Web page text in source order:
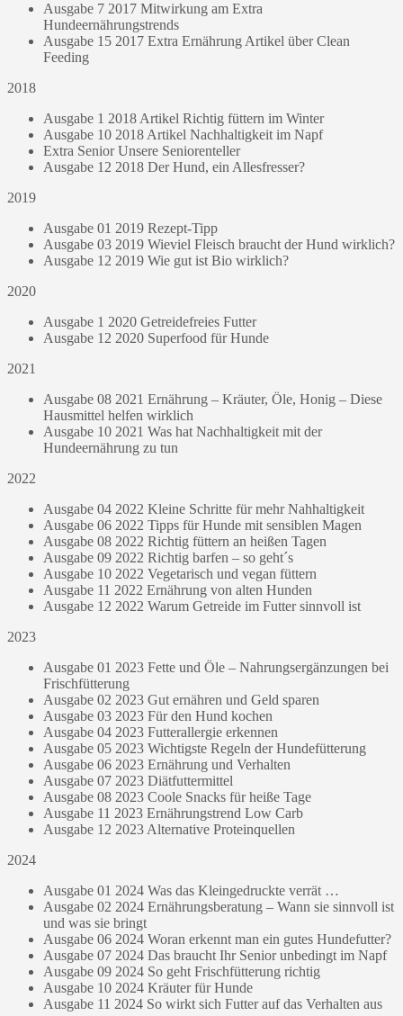
Ausgabe 7 2017 Mitwirkung am Extra
Hundeernährungstrends
Ausgabe 15 2017 Extra Ernährung Artikel über Clean
Feeding
2018
Ausgabe 1 2018 Artikel Richtig füttern im Winter
Ausgabe 10 2018 Artikel Nachhaltigkeit im Napf
Extra Senior Unsere Seniorenteller
Ausgabe 12 2018 Der Hund, ein Allesfresser?
2019
Ausgabe 01 2019 Rezept-Tipp
Ausgabe 03 2019 Wieviel Fleisch braucht der Hund wirklich?
Ausgabe 12 2019 Wie gut ist Bio wirklich?
2020
Ausgabe 1 2020 Getreidefreies Futter
Ausgabe 12 2020 Superfood für Hunde
2021
Ausgabe 08 2021 Ernährung – Kräuter, Öle, Honig – Diese
Hausmittel helfen wirklich
Ausgabe 10 2021 Was hat Nachhaltigkeit mit der
Hundeernährung zu tun
2022
Ausgabe 04 2022 Kleine Schritte für mehr Nahhaltigkeit
Ausgabe 06 2022 Tipps für Hunde mit sensiblen Magen
Ausgabe 08 2022 Richtig füttern an heißen Tagen
Ausgabe 09 2022 Richtig barfen – so geht´s
Ausgabe 10 2022 Vegetarisch und vegan füttern
Ausgabe 11 2022 Ernährung von alten Hunden
Ausgabe 12 2022 Warum Getreide im Futter sinnvoll ist
2023
Ausgabe 01 2023 Fette und Öle – Nahrungsergänzungen bei
Frischfütterung
Ausgabe 02 2023 Gut ernähren und Geld sparen
Ausgabe 03 2023 Für den Hund kochen
Ausgabe 04 2023 Futterallergie erkennen
Ausgabe 05 2023 Wichtigste Regeln der Hundefütterung
Ausgabe 06 2023 Ernährung und Verhalten
Ausgabe 07 2023 Diätfuttermittel
Ausgabe 08 2023 Coole Snacks für heiße Tage
Ausgabe 11 2023 Ernährungstrend Low Carb
Ausgabe 12 2023 Alternative Proteinquellen
2024
Ausgabe 01 2024 Was das Kleingedruckte verrät …
Ausgabe 02 2024 Ernährungsberatung – Wann sie sinnvoll ist
und was sie bringt
Ausgabe 06 2024 Woran erkennt man ein gutes Hundefutter?
Ausgabe 07 2024 Das braucht Ihr Senior unbedingt im Napf
Ausgabe 09 2024 So geht Frischfütterung richtig
Ausgabe 10 2024 Kräuter für Hunde
Ausgabe 11 2024 So wirkt sich Futter auf das Verhalten aus